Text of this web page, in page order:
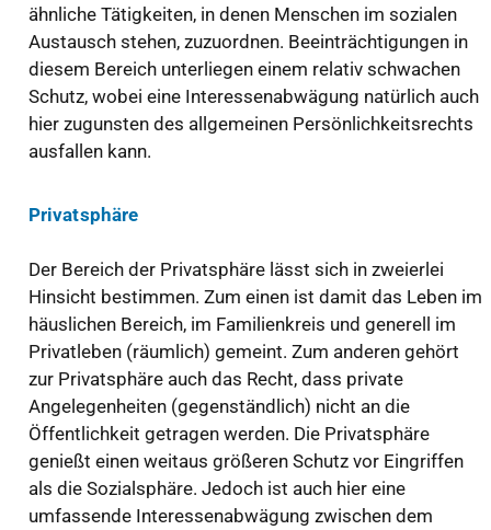
ähnliche Tätigkeiten, in denen Menschen im sozialen
Austausch stehen, zuzuordnen. Beeinträchtigungen in
diesem Bereich unterliegen einem relativ schwachen
Schutz, wobei eine Interessenabwägung natürlich auch
hier zugunsten des allgemeinen Persönlichkeitsrechts
ausfallen kann.
Privatsphäre
Der Bereich der Privatsphäre lässt sich in zweierlei
Hinsicht bestimmen. Zum einen ist damit das Leben im
häuslichen Bereich, im Familienkreis und generell im
Privatleben (räumlich) gemeint. Zum anderen gehört
zur Privatsphäre auch das Recht, dass private
Angelegenheiten (gegenständlich) nicht an die
Öffentlichkeit getragen werden. Die Privatsphäre
genießt einen weitaus größeren Schutz vor Eingriffen
als die Sozialsphäre. Jedoch ist auch hier eine
umfassende Interessenabwägung zwischen dem